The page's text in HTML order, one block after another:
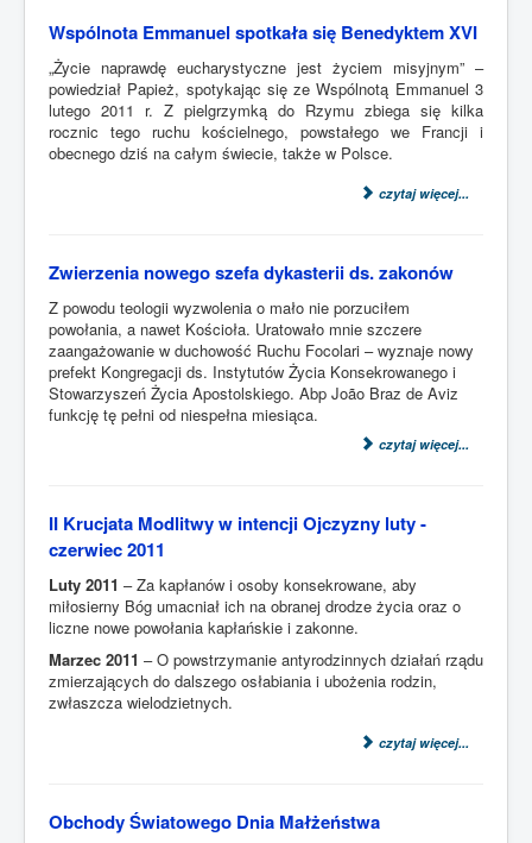
Wspólnota Emmanuel spotkała się Benedyktem XVI
„Życie naprawdę eucharystyczne jest życiem misyjnym” –
powiedział Papież, spotykając się ze Wspólnotą Emmanuel 3
lutego 2011 r. Z pielgrzymką do Rzymu zbiega się kilka
rocznic tego ruchu kościelnego, powstałego we Francji i
obecnego dziś na całym świecie, także w Polsce.
czytaj więcej...
Zwierzenia nowego szefa dykasterii ds. zakonów
Z powodu teologii wyzwolenia o mało nie porzuciłem
powołania, a nawet Kościoła. Uratowało mnie szczere
zaangażowanie w duchowość Ruchu Focolari – wyznaje nowy
prefekt Kongregacji ds. Instytutów Życia Konsekrowanego i
Stowarzyszeń Życia Apostolskiego. Abp João Braz de Aviz
funkcję tę pełni od niespełna miesiąca.
czytaj więcej...
II Krucjata Modlitwy w intencji Ojczyzny luty -
czerwiec 2011
Luty 2011 – Za kapłanów i osoby konsekrowane, aby
miłosierny Bóg umacniał ich na obranej drodze życia oraz o
liczne nowe powołania kapłańskie i zakonne.
Marzec 2011 – O powstrzymanie antyrodzinnych działań rządu
zmierzających do dalszego osłabiania i ubożenia rodzin,
zwłaszcza wielodzietnych.
czytaj więcej...
Obchody Światowego Dnia Małżeństwa